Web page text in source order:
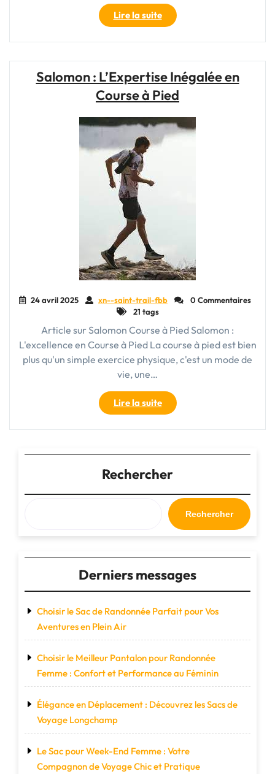
sentier"
Lire la suite"Salomon
pour
Courir
de
l’Aventure
Mouvement"
Salomon : L’Expertise Inégalée en
Course à Pied
24 avril 2025 xn--saint-trail-fbb
0 Commentaires
21 tags
Article sur Salomon Course à Pied Salomon :
L'excellence en Course à Pied La course à pied est bien
plus qu'un simple exercice physique, c'est un mode de
vie, une…
Lire la suite"Salomon
:
L’Expertise
en
Course
à
Pied"
Rechercher
Rechercher
Derniers messages
Choisir le Sac de Randonnée Parfait pour Vos
Aventures en Plein Air
Choisir le Meilleur Pantalon pour Randonnée
Femme : Confort et Performance au Féminin
Élégance en Déplacement : Découvrez les Sacs de
Voyage Longchamp
Le Sac pour Week-End Femme : Votre
Compagnon de Voyage Chic et Pratique